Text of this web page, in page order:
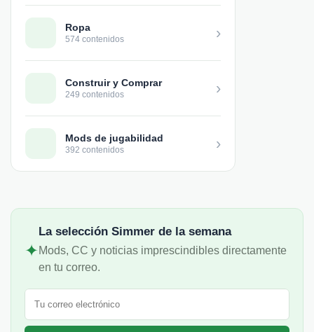
Ropa
574 contenidos ›
Construir y Comprar
249 contenidos ›
Mods de jugabilidad
392 contenidos ›
✦
La selección Simmer de la semana
Mods, CC y noticias imprescindibles directamente
en tu correo.
Correo electrónico